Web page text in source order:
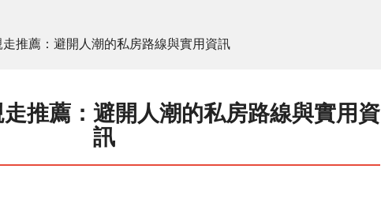
推薦：避開人潮的私房路線與實用資訊
推薦：避開人潮的私房路線與實用資
訊